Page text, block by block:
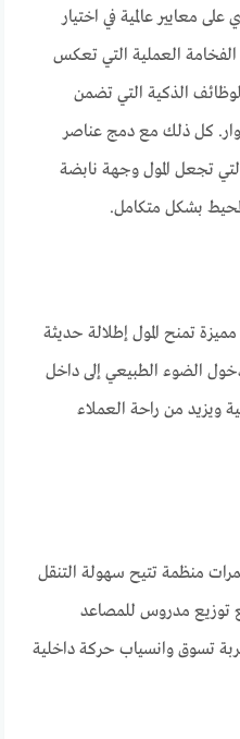
معايير عالمية في اختيار
العملية التي تعكس
الذكية التي تضمن
كل ذلك مع دمج عناصر
تجعل المول وجهة نابضة
بشكل متكامل.
تمنح المول إطلالة حديثة
الضوء الطبيعي إلى داخل
ويزيد من راحة العملاء
منظمة تتيح سهولة التنقل
توزيع مدروس للمصاعد
تسوق وانسياب حركة داخلية